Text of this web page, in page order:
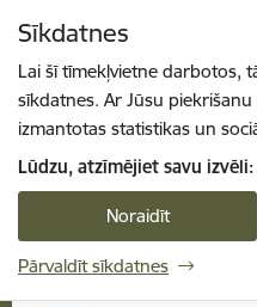
Sīkdatnes
Lai šī tīmekļvietne darbotos,
sīkdatnes. Ar Jūsu
izmantotas statistikas un
Lūdzu, atzīmējiet savu izvēli:
Noraidīt
Pārvaldīt sīkdatnes